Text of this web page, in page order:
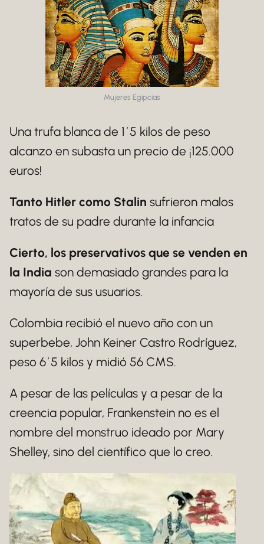
Mujeres Egipcias
Una trufa blanca de 1´5 kilos de peso
alcanzo en subasta un precio de ¡125.000
euros!
Tanto Hitler como Stalin sufrieron malos
tratos de su padre durante la infancia
Cierto, los preservativos que se venden en
la India son demasiado grandes para la
mayoría de sus usuarios.
Colombia recibió el nuevo año con un
superbebe, John Keiner Castro Rodríguez,
peso 6´5 kilos y midió 56 CMS.
A pesar de las películas y a pesar de la
creencia popular, Frankenstein no es el
nombre del monstruo ideado por Mary
Shelley, sino del científico que lo creo.